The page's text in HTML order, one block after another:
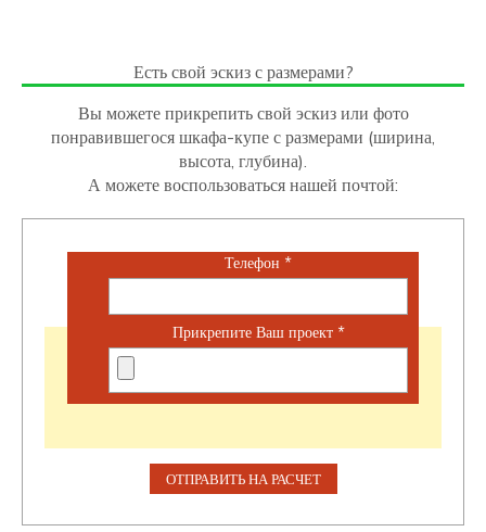
Есть свой эскиз с размерами?
Вы можете прикрепить свой эскиз или фото
понравившегося шкафа-купе с размерами (ширина,
высота, глубина).
А можете воспользоваться нашей почтой:
Телефон *
Прикрепите Ваш проект *